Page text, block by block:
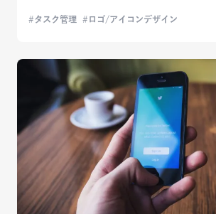
タスク管理 ロゴ/アイコンデザイン